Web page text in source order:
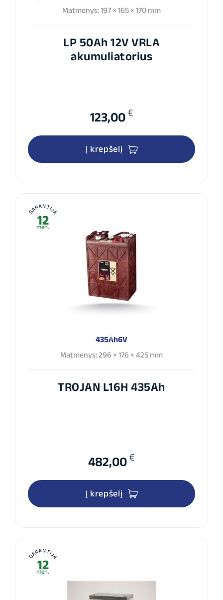
Matmenys: 197 × 165 × 170 mm
LP 50Ah 12V VRLA
akumuliatorius
123,00 €
Į krepšelį
GARANTIJA
12
mėn.
435Ah6V
Matmenys: 296 × 176 × 425 mm
TROJAN L16H 435Ah
482,00 €
Į krepšelį
GARANTIJA
12
mėn.